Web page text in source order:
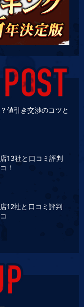
値引き交渉のコツと
13社と口コミ評判
！
12社と口コミ評判